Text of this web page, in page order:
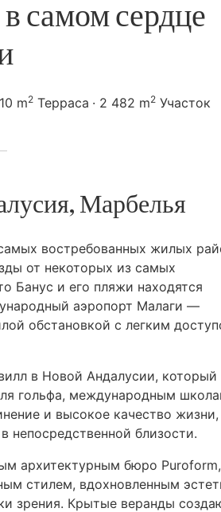
самом сердце
m2Терраса 2 482 m2Участок
Марбелья
востребованных жилых
от некоторых из самых
Банус и его пляжи находятся
аэропорт Малаги —
обстановкой с легким
в Новой Андалусии, который
гольфа, международным
и высокое качество жизни,
непосредственной близости.
архитектурным бюро Puroform,
стилем, вдохновленным
зрения. Крытые веранды